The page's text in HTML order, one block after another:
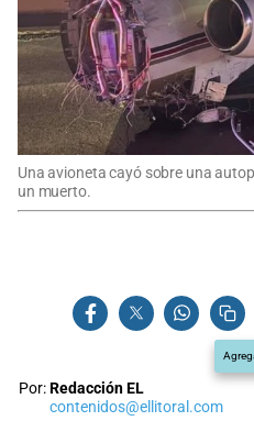
Una avioneta cayó sobre una
un muerto.
Por:Redacción EL
contenidos@ellitoral.com